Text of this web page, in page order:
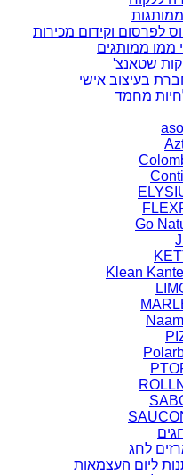
לפרסום וקידום מכירות
ממו ממותגים
שטאנצ'
בעיצוב אישי
מחמד
Go
Klean
לחג
ליום העצמאות